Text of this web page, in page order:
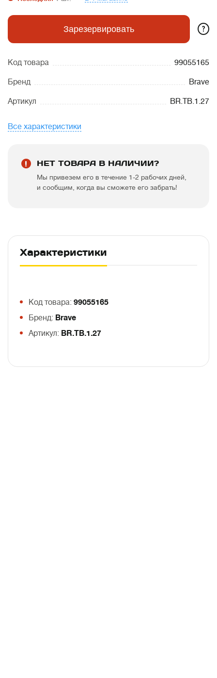
Зарезервировать ?
Код товара 99055165
Бренд Brave
Артикул BR.TB.1.27
Все характеристики
НЕТ ТОВАРА В НАЛИЧИИ?
Мы привезем его в течение 1-2 рабочих дней,
и сообщим, когда вы сможете его забрать!
Характеристики
Код товара: 99055165
Бренд: Brave
Артикул: BR.TB.1.27